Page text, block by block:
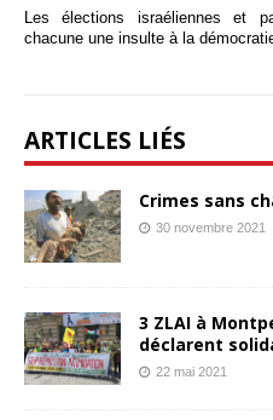
Les élections israéliennes et
chacune une insulte à la
ARTICLES LIÉS
Crimes sans
30 novembre 2021
3 ZLAI à
déclarent
22 mai 2021